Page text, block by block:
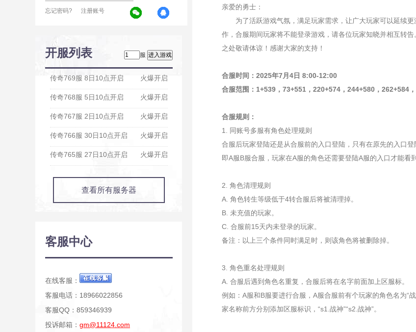
忘记密码? 注册账号
开服列表 服
火爆开启
传奇769服 8日10点开启
火爆开启
传奇768服 5日10点开启
火爆开启
传奇767服 2日10点开启
火爆开启
传奇766服 30日10点开启
火爆开启
传奇765服 27日10点开启
查看所有服务器
客服中心
在线客服：
客服电话：18966022856
客服QQ：859346939
投诉邮箱： gm@11124.com
亲爱的勇士：
为了活跃游戏气氛，满足玩家需求，让广大玩家可以延续更
作，合服期间玩家将不能登录游戏，请各位玩家知晓并相互转
之处敬请体谅！感谢大家的支持！
合服时间：2025年7月4日 8:00-12:00
合服范围：1+539，73+551，220+574，244+580，262+584
合服规则：
1. 同账号多服有角色处理规则
合服后玩家登陆还是从合服前的入口登陆，只有在原先的入口登
即A服B服合服，玩家在A服的角色还需要登陆A服的入口才能看
2. 角色清理规则
A. 角色转生等级低于4转合服后将被清理掉。
B. 未充值的玩家。
C. 合服前15天内未登录的玩家。
备注：以上三个条件同时满足时，则该角色将被删除掉。
3. 角色重名处理规则
A. 合服后遇到角色名重复，合服后将在名字前面加上区服标。
例如：A服和B服要进行合服，A服合服前有个玩家的角色名为“
家名称前方分别添加区服标识，“s1.战神”“s2.战神”。